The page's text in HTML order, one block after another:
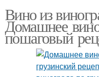
Вино из
Домашнее
пошаговый